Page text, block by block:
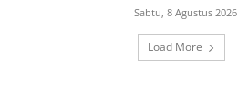
Sabtu, 8 Agustus 2026
Load More